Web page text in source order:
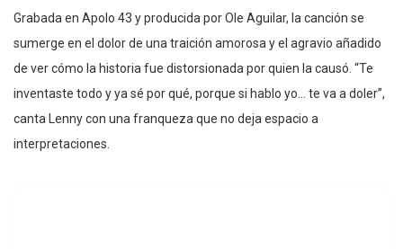
Grabada en Apolo 43 y producida por Ole Aguilar, la canción se
sumerge en el dolor de una traición amorosa y el agravio añadido
de ver cómo la historia fue distorsionada por quien la causó. “Te
inventaste todo y ya sé por qué, porque si hablo yo… te va a doler”,
canta Lenny con una franqueza que no deja espacio a
interpretaciones.